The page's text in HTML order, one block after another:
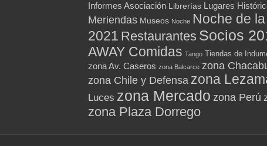
Informes Asociación Librerías Lugares
Meriendas Museos Noche Noche de
2021 Restaurantes Socios
AWAY Comidas Tango Tiendas de
zona Av. Caseros zona Balcarce zona
zona Chile y Defensa zona
Luces zona Mercado zona Perú
zona Plaza Dorrego